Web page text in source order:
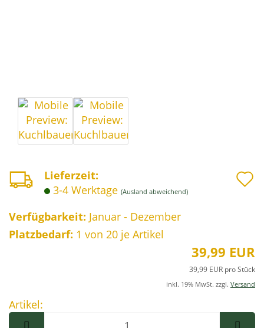
Lieferzeit:
3-4 Werktage (Ausland abweichend)
Verfügbarkeit: Januar - Dezember
Platzbedarf: 1 von 20 je Artikel
39,99 EUR
39,99 EUR pro Stück
inkl. 19% MwSt. zzgl. Versand
Artikel:
Artikel